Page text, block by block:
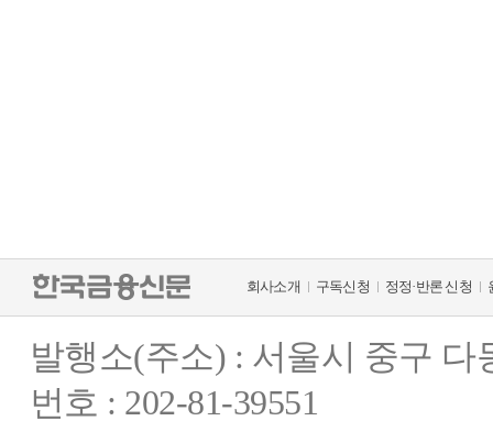
회사소개 구독신청 정정·반론 신청
발행소(주소) : 서울시 중구
번호 : 202-81-39551